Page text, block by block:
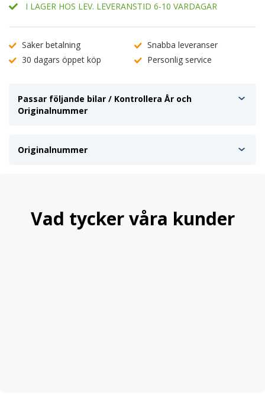
I LAGER HOS LEV. LEVERANSTID 6-10 VARDAGAR
Säker betalning
Snabba leveranser
30 dagars öppet köp
Personlig service
Passar följande bilar / Kontrollera År och
Originalnummer
Originalnummer
Vad tycker våra kunder